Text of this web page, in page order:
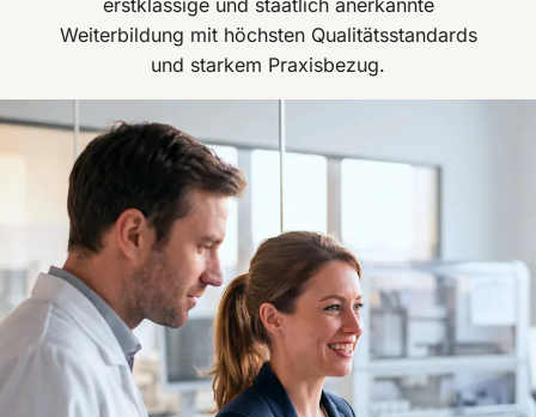
Weiterbildung mit höchsten Qualitätsstandards
und starkem Praxisbezug.